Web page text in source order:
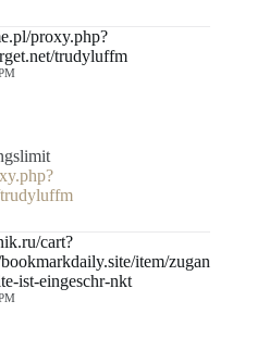
proxy.php?
trudyluffm
cart?
item/zugan
ist-eingeschr-nkt